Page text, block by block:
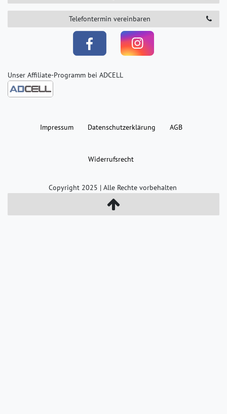
Telefontermin vereinbaren
Unser Affiliate-Programm bei ADCELL
Impressum Daten­schutz­erklärung AGB
Widerrufs­recht
Copyright 2025 | Alle Rechte vorbehalten